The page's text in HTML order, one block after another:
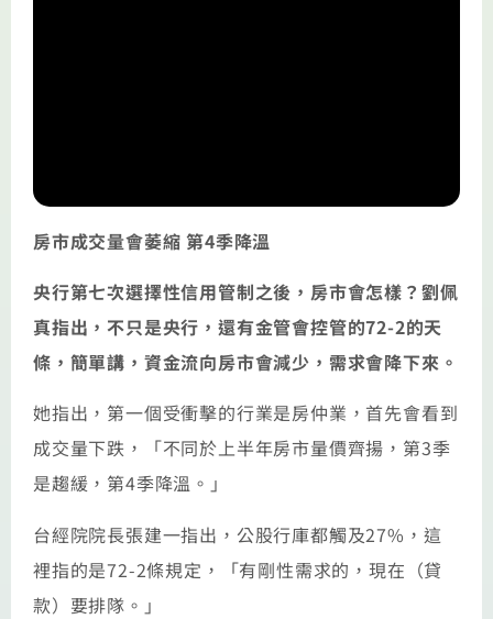
房市成交量會萎縮 第4季降溫
央行第七次選擇性信用管制之後，房市會怎樣？劉佩
真指出，不只是央行，還有金管會控管的72-2的天
條，簡單講，資金流向房市會減少，需求會降下來。
她指出，第一個受衝擊的行業是房仲業，首先會看到
成交量下跌，「不同於上半年房市量價齊揚，第3季
是趨緩，第4季降溫。」
台經院院長張建一指出，公股行庫都觸及27%，這
裡指的是72-2條規定，「有剛性需求的，現在（貸
款）要排隊。」